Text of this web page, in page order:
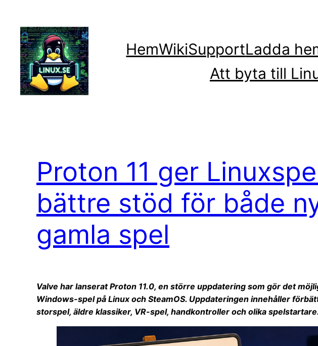
innehåll
HemWikiSupportLadda
Att byta till
Proton 11 ger
bättre stöd för både
gamla spel
Valve har lanserat Proton 11.0, en större uppdatering som gör det
Windows-spel på Linux och SteamOS. Uppdateringen innehåller
storspel, äldre klassiker, VR-spel, handkontroller och olika spelstartare.